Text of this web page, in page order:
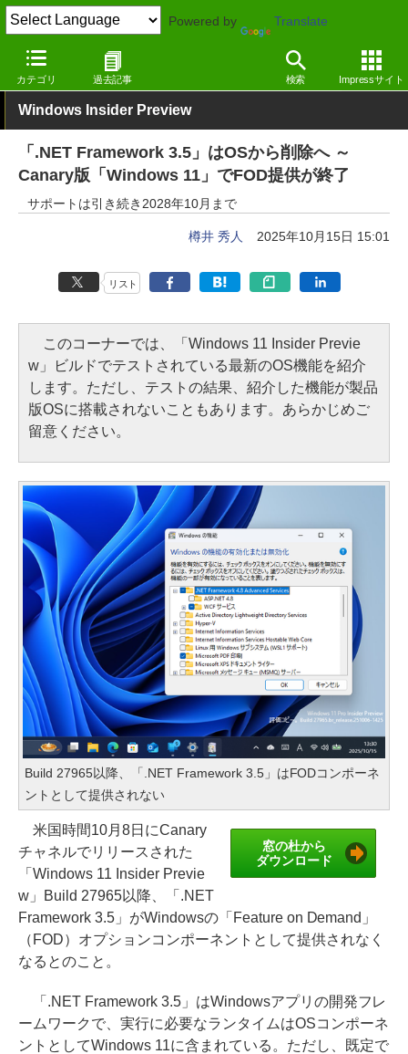
Powered by Translate
カテゴリ 過去記事 検索 Impressサイト
窓の杜 システム・ファイル Windows
Windows Insider Preview
「.NET Framework 3.5」はOSから削除へ ～
Canary版「Windows 11」でFOD提供が終了
サポートは引き続き2028年10月まで
樽井 秀人 2025年10月15日 15:01
リスト
このコーナーでは、「Windows 11 Insider Previe
w」ビルドでテストされている最新のOS機能を紹介
します。ただし、テストの結果、紹介した機能が製品
版OSに搭載されないこともあります。あらかじめご
留意ください。
Build 27965以降、「.NET Framework 3.5」はFODコンポーネ
ントとして提供されない
窓の杜から
ダウンロード
米国時間10月8日にCanary
チャネルでリリースされた
「Windows 11 Insider Previe
w」Build 27965以降、「.NET
Framework 3.5」がWindowsの「Feature on Demand」
（FOD）オプションコンポーネントとして提供されなく
なるとのこと。
「.NET Framework 3.5」はWindowsアプリの開発フレ
ームワークで、実行に必要なランタイムはOSコンポーネ
ントとしてWindows 11に含まれている。ただし、既定で